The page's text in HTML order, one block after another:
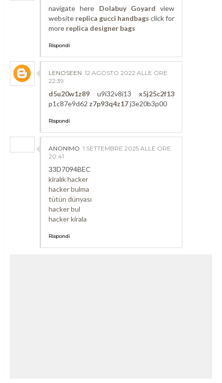
navigate here Dolabuy Goyard view
website replica gucci handbags click for
more replica designer bags
Rispondi
LENOSEEN 12 AGOSTO 2022 ALLE ORE
22:39
d5u20w1z89 u9i32v8i13 x5j25c2f13
p1c87e9d62 z7p93q4z17j3e20b3p00
Rispondi
ANONIMO 1 SETTEMBRE 2025 ALLE ORE
20:41
33D7094BEC
kiralık hacker
hacker bulma
tütün dünyası
hacker bul
hacker kirala
Rispondi